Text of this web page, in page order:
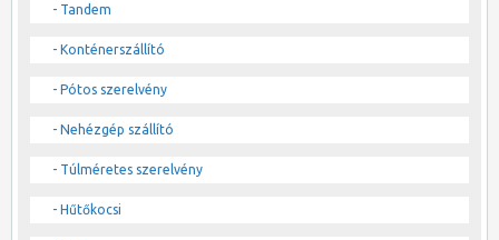
- Tandem
- Konténerszállító
- Pótos szerelvény
- Nehézgép szállító
- Túlméretes szerelvény
- Hűtőkocsi